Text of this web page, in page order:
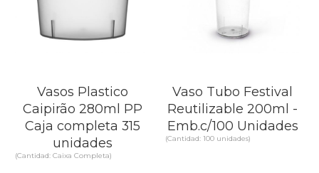
Vasos Plastico
Caipirão 280ml PP
Caja completa 315
unidades
(Cantidad: Caixa Completa)
Vaso Tubo Festival
Reutilizable 200ml -
Emb.c/100 Unidades
(Cantidad: 100 unidades)